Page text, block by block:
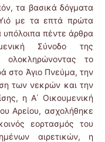
τα βασικά δόγματα
με τα επτά πρώτα
πέντε άρθρα
Σύνοδο της
ολοκληρώνοντας το
στο Άγιο Πνεύμα, την
των νεκρών και την
η Α΄ Οικουμενική
Αρείου, ασχολήθηκε
εορτασμός του
αιρετικών, η